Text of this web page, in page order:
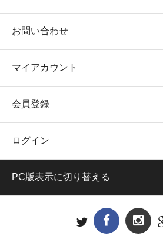
お問い合わせ
マイアカウント
会員登録
ログイン
PC版表示に切り替える